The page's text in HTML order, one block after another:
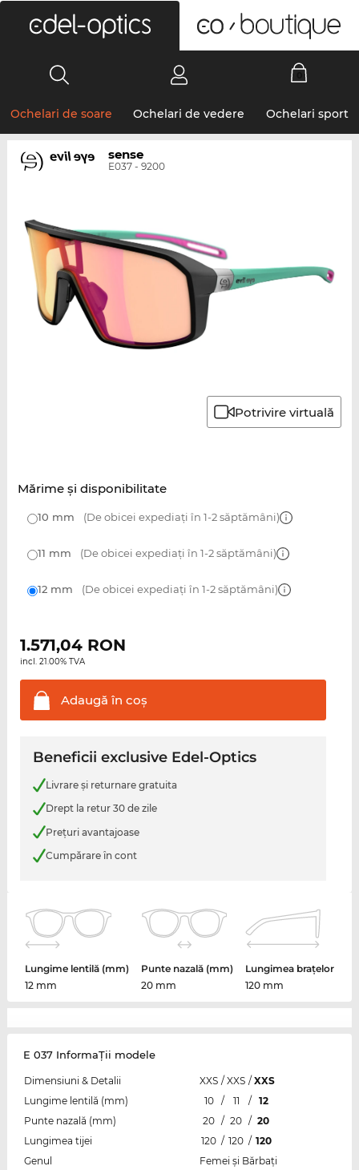
Ochelari de soare Ochelari de vedere Ochelari sport
sense
E037 - 9200
Potrivire virtuală
Mărime şi disponibilitate
10 mm (De obicei expediați în 1-2 săptămâni)
11 mm (De obicei expediați în 1-2 săptămâni)
12 mm (De obicei expediați în 1-2 săptămâni)
1.571,04RON
incl. 21.00% TVA
Adaugă în coş
Beneficii exclusive Edel-Optics
Livrare şi returnare gratuita
Drept la retur 30 de zile
Preţuri avantajoase
Cumpărare în cont
Lungime lentilă (mm)
12 mm
Punte nazală (mm)
20 mm
Lungimea brațelor
120 mm
E 037 InformaŢii modele
Dimensiuni & Detalii XXS / XXS / XXS
Lungime lentilă (mm)
10 / 11 /
12
Punte nazală (mm)
20 / 20 / 20
Lungimea tijei
120 / 120 / 120
Genul
Femei şi Bărbaţi